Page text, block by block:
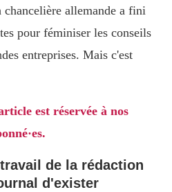
allemande a fini
pour féminiser les conseils
entreprises. Mais c'est
est réservée à nos
de la rédaction
d'exister